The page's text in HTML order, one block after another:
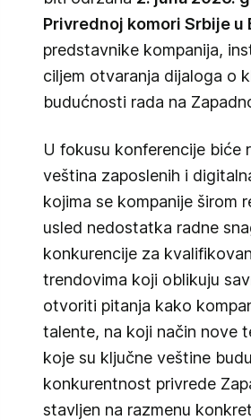
Privrednoj komori Srbije u
predstavnike kompanija,
ciljem otvaranja dijaloga o
budućnosti rada na
U fokusu konferencije biće
veština zaposlenih i
kojima se kompanije širom
usled nedostatka radne
konkurencije za
trendovima koji oblikuju
otvoriti pitanja kako
talente, na koji način nove
koje su ključne veštine
konkurentnost privrede
stavljen na razmenu